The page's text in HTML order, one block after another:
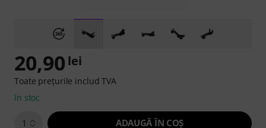
20,90 lei
Toate prețurile includ TVA
în stoc
1 ADAUGĂ ÎN COŞ